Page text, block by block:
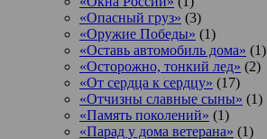
«Опасный груз» (3)
«Оружие Победы» (1)
«Оставь автомобиль дома» (1)
«Осторожно, тонкий лед» (2)
«От сердца к сердцу» (17)
«Отчизны славные сыны» (1)
«Память поколений» (1)
«Парад у дома ветерана» (1)